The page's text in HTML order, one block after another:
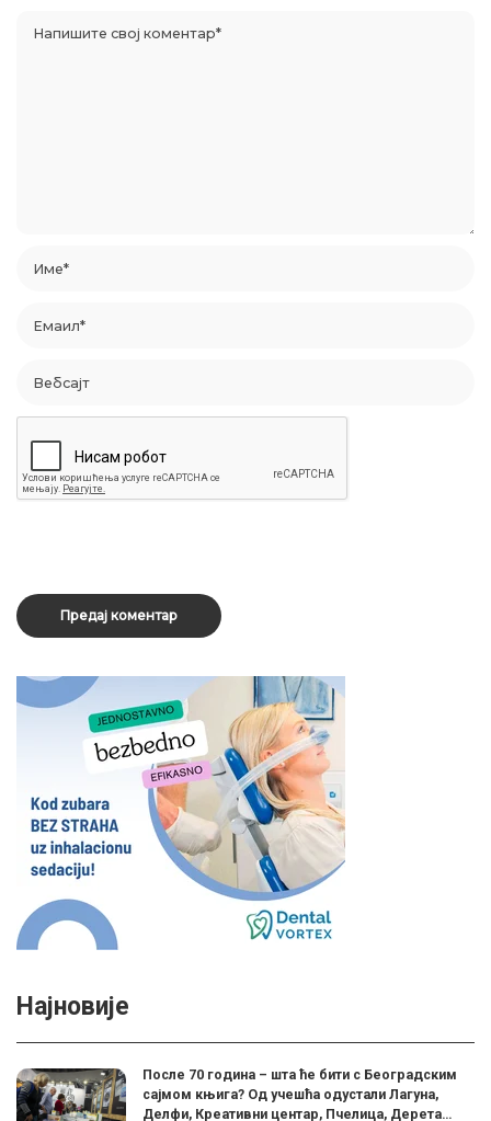
Најновије
После 70 година – шта ће бити с Београдским
сајмом књига? Од учешћа одустали Лагуна,
Делфи, Креативни центар, Пчелица, Дерета…